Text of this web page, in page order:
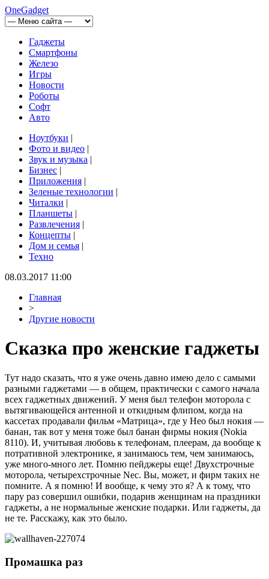
OneGadget
Гаджеты
Смартфоны
Железо
Игры
Новости
Роботы
Софт
Авто
Ноутбуки |
Фото и видео |
Звук и музыка |
Бизнес |
Приложения |
Зеленые технологии |
Читалки |
Планшеты |
Развлечения |
Концепты |
Дом и семья |
Техно
08.03.2017 11:00
Главная
>
Другие новости
Сказка про женские гаджеты
Тут надо сказать, что я уже очень давно имею дело с самыми
разными гаджетами — в общем, практически с самого начала
всех гаджетных движений. У меня был телефон моторола с
вытягивающейся антенной и откидным флипом, когда на
кассетах продавали фильм «Матрица», где у Нео был нокия —
банан, так вот у меня тоже был банан фирмы нокия (Nokia
8110). И, учитывая любовь к телефонам, плеерам, да вообще к
потративной электронике, я занимаюсь тем, чем занимаюсь,
уже много-много лет. Помню пейджеры еще! Двухстрочные
моторола, четырехстрочные Nec. Вы, может, и фирм таких не
помните. А я помню! И вообще, к чему это я? А к тому, что
пару раз совершил ошибки, подарив женщинам на праздники
гаджеты, а не нормальные женские подарки. Или гаджеты, да
не те. Расскажу, как это было.
Промашка раз